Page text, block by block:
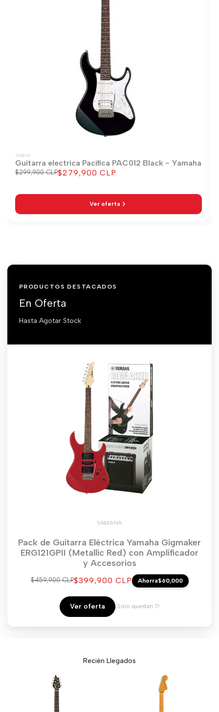
YAMAHA
Guitarra electrica Pacifica PAC012 Black - Yamaha
Precio
$299,900 CLPPrecio
$279,900 CLP
Ver oferta
PRODUCTOS DESTACADOS
En Oferta
Hasta Agotar Stock
YAMAHA
Pack de Guitarra Eléctrica Yamaha Gigmaker
ERG121GPII (Metallic Red) con Amplificador
y Accesorios
Precio
$459,900 CLPPrecio
venta
$399,900 CLP Ahorra$60,000
Ver oferta ¡Solo quedan 7!
Recién Llegados